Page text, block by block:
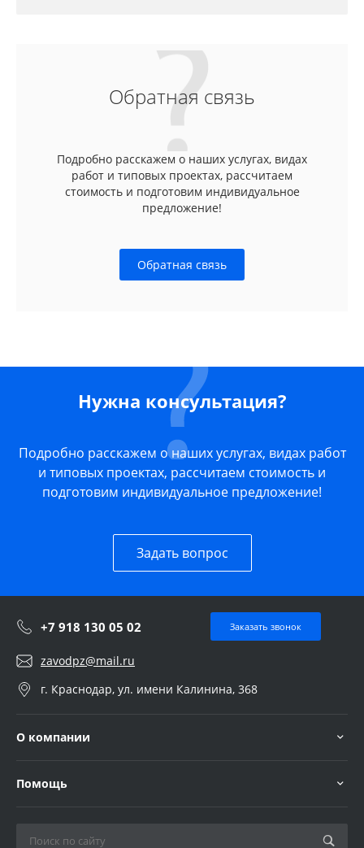
Обратная связь
Подробно расскажем о наших услугах, видах
работ и типовых проектах, рассчитаем
стоимость и подготовим индивидуальное
предложение!
Обратная связь
Нужна консультация?
Подробно расскажем о наших услугах, видах работ
и типовых проектах, рассчитаем стоимость и
подготовим индивидуальное предложение!
Задать вопрос
+7 918 130 05 02 Заказать звонок
zavodpz@mail.ru
г. Краснодар, ул. имени Калинина, 368
О компании
Помощь